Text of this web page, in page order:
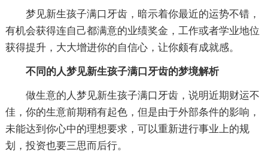
梦见新生孩子满口牙齿，暗示着你最近的运势不错，
有机会获得连自己都满意的业绩奖金，工作或者学业地位
获得提升，大大增进你的自信心，让你颇有成就感。
不同的人梦见新生孩子满口牙齿的梦境解析
做生意的人梦见新生孩子满口牙齿，说明近期财运不
佳，你的生意前期稍有起色，但是由于外部条件的影响，
未能达到你心中的理想要求，可以重新进行事业上的规
划，投资也要三思而后行。